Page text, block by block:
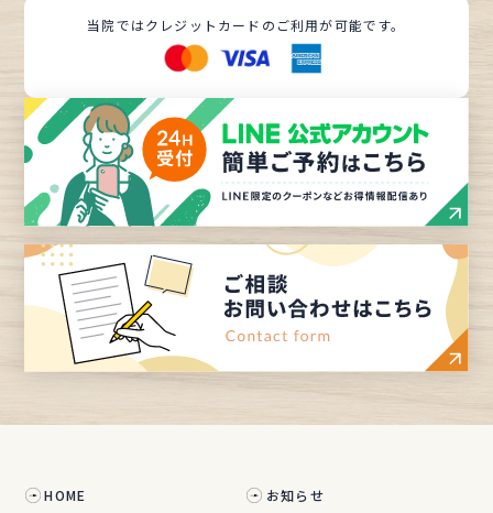
当院ではクレジットカードのご利用が可能です。
HOME
お知らせ